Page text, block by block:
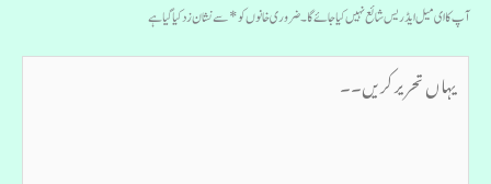
آپ کا ای میل ایڈریس شائع نہیں کیا جائے گا۔ضروری خانوں کو*سے نشان زد کیا گیا ہے
تحریر